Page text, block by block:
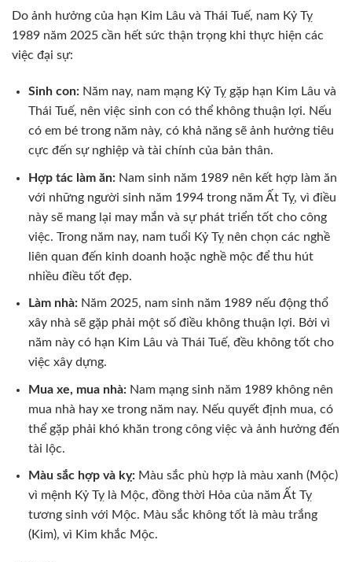
Do ảnh hưởng của hạn Kim Lâu và Thái Tuế, nam Kỷ Tỵ
1989 năm 2025 cần hết sức thận trọng khi thực hiện các
việc đại sự:
Sinh con:Năm nay, nam mạng Kỷ Tỵ gặp hạn Kim Lâu và
Thái Tuế, nên việc sinh con có thể không thuận lợi. Nếu
có em bé trong năm này, có khả năng sẽ ảnh hưởng tiêu
cực đến sự nghiệp và tài chính của bản thân.
Hợp tác làm ăn:Nam sinh năm 1989 nên kết hợp làm ăn
với những người sinh năm 1994 trong năm Ất Tỵ, vì điều
này sẽ mang lại may mắn và sự phát triển tốt cho công
việc. Trong năm nay, nam tuổi Kỷ Tỵ nên chọn các nghề
liên quan đến kinh doanh hoặc nghề mộc để thu hút
nhiều điều tốt đẹp.
Làm nhà:Năm 2025, nam sinh năm 1989 nếu động thổ
xây nhà sẽ gặp phải một số điều không thuận lợi. Bởi vì
năm này có hạn Kim Lâu và Thái Tuế, đều không tốt cho
việc xây dựng.
Mua xe, mua nhà:Nam mạng sinh năm 1989 không nên
mua nhà hay xe trong năm nay. Nếu quyết định mua, có
thể gặp phải khó khăn trong công việc và ảnh hưởng đến
tài lộc.
Màu sắc hợp và kỵ:Màu sắc phù hợp là màu xanh (Mộc)
vì mệnh Kỷ Tỵ là Mộc, đồng thời Hỏa của năm Ất Tỵ
tương sinh với Mộc. Màu sắc không tốt là màu trắng
(Kim), vì Kim khắc Mộc.